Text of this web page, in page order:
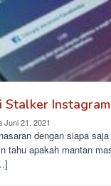
Stalker Instagram
Juni 21, 2021
dengan siapa
tahu apakah mantan